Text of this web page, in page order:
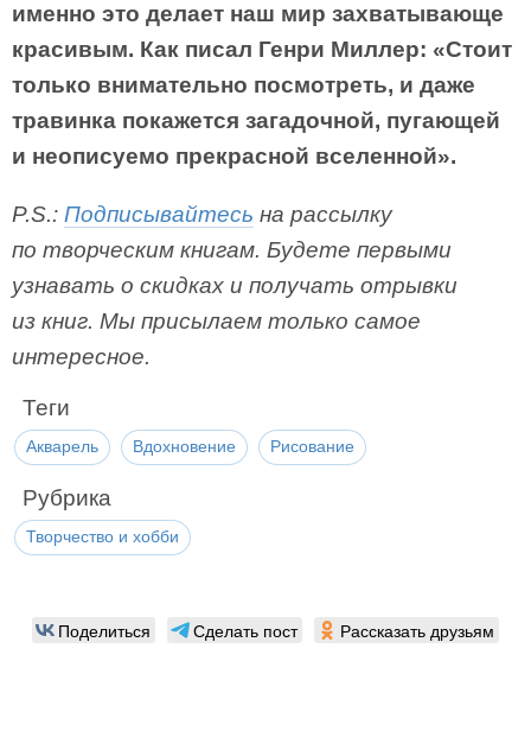
именно это делает наш мир захватывающе
красивым. Как писал Генри Миллер: «Стоит
только внимательно посмотреть, и даже
травинка покажется загадочной, пугающей
и неописуемо прекрасной вселенной».
P.S.: Подписывайтесь на рассылку
по творческим книгам. Будете первыми
узнавать о скидках и получать отрывки
из книг. Мы присылаем только самое
интересное.
Теги
Акварель Вдохновение Рисование
Рубрика
Творчество и хобби
Поделиться Сделать пост Рассказать друзьям